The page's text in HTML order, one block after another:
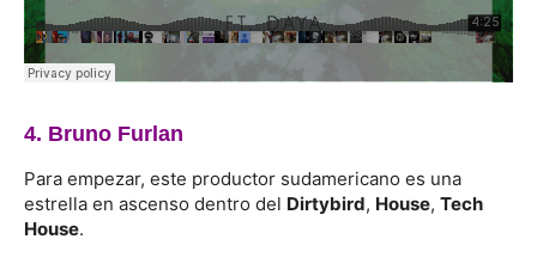
4. Bruno Furlan
Para empezar, este productor sudamericano es una
estrella en ascenso dentro del Dirtybird, House, Tech
House.